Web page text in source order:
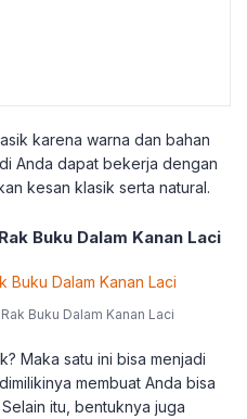
karena warna dan bahan
Anda dapat bekerja dengan
kesan klasik serta natural.
Buku Dalam Kanan Laci
Buku Dalam Kanan Laci
Maka satu ini bisa menjadi
membuat Anda bisa
itu, bentuknya juga